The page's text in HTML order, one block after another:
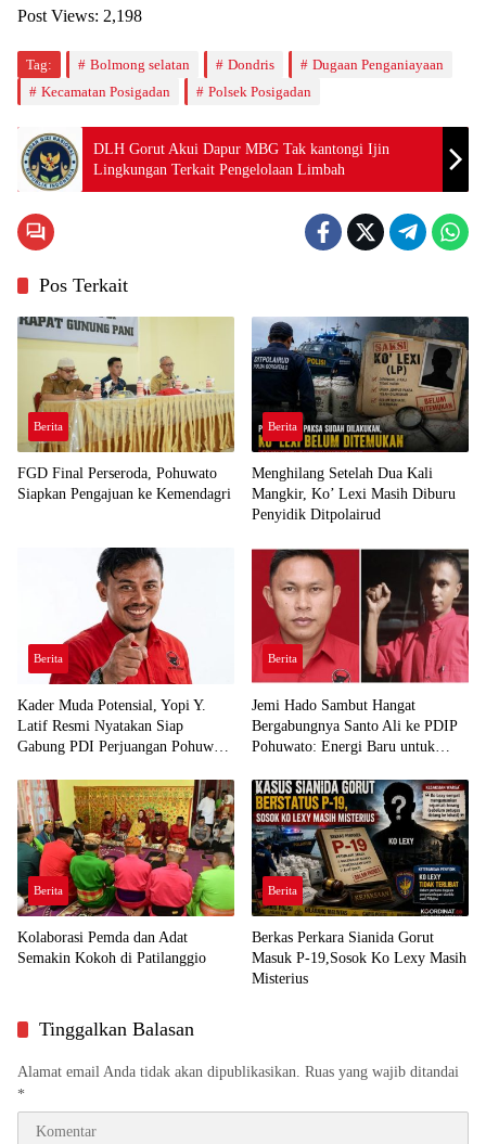
Post Views: 2,198
Tag: Bolmong selatan Dondris
Dugaan Penganiayaan
Kecamatan Posigadan
Polsek Posigadan
DLH Gorut Akui Dapur MBG Tak kantongi Ijin
Lingkungan Terkait Pengelolaan Limbah
Pos Terkait
Berita
FGD Final Perseroda, Pohuwato
Siapkan Pengajuan ke Kemendagri
Berita
Menghilang Setelah Dua Kali
Mangkir, Ko’ Lexi Masih Diburu
Penyidik Ditpolairud
Berita
Kader Muda Potensial, Yopi Y.
Latif Resmi Nyatakan Siap
Gabung PDI Perjuangan Pohuwato
Berita
Jemi Hado Sambut Hangat
Bergabungnya Santo Ali ke PDIP
Pohuwato: Energi Baru untuk
Berita
Kolaborasi Pemda dan Adat
Semakin Kokoh di Patilanggio
Berita
Berkas Perkara Sianida Gorut
Masuk P-19,Sosok Ko Lexy Masih
Misterius
Tinggalkan Balasan
Alamat email Anda tidak akan dipublikasikan. Ruas yang wajib ditandai
*